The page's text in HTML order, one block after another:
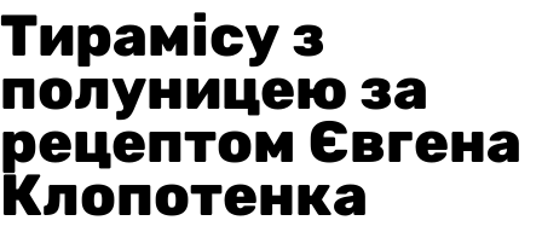
Тирамісу з
полуницею за
рецептом Євгена
Клопотенка